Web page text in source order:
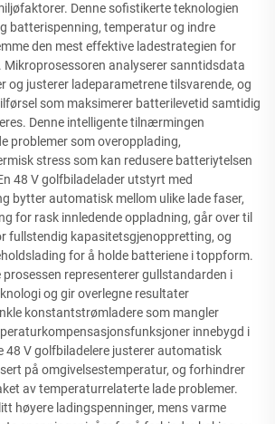
Denne sofistikerte teknologien
batterispenning, temperatur og indre
den mest effektive ladestrategien for
Mikroprosessoren analyserer sanntidsdata
og justerer ladeparametrene tilsvarende, og
som maksimerer batterilevetid samtidig
Denne intelligente tilnærmingen
problemer som overopplading,
stress som kan redusere batteriytelsen
48 V golfbiladelader utstyrt med
bytter automatisk mellom ulike lade faser,
for rask innledende oppladning, går over til
fullstendig kapasitetsgjenoppretting, og
for å holde batteriene i toppform.
prosessen representerer gullstandarden i
og gir overlegne resultater
konstantstrømladere som mangler
innebygd i
48 V golfbiladelere justerer automatisk
på omgivelsestemperatur, og forhindrer
av temperaturrelaterte lade problemer.
høyere ladingspenninger, mens varme